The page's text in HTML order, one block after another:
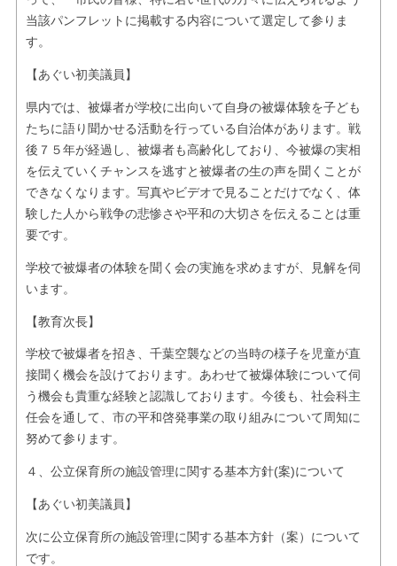
当該パンフレットに掲載する内容について選定して参りま
す。
【あぐい初美議員】
県内では、被爆者が学校に出向いて自身の被爆体験を子ども
たちに語り聞かせる活動を行っている自治体があります。戦
後７５年が経過し、被爆者も高齢化しており、今被爆の実相
を伝えていくチャンスを逃すと被爆者の生の声を聞くことが
できなくなります。写真やビデオで見ることだけでなく、体
験した人から戦争の悲惨さや平和の大切さを伝えることは重
要です。
学校で被爆者の体験を聞く会の実施を求めますが、見解を伺
います。
【教育次長】
学校で被爆者を招き、千葉空襲などの当時の様子を児童が直
接聞く機会を設けております。あわせて被爆体験について伺
う機会も貴重な経験と認識しております。今後も、社会科主
任会を通して、市の平和啓発事業の取り組みについて周知に
努めて参ります。
４、公立保育所の施設管理に関する基本方針(案)について
【あぐい初美議員】
次に公立保育所の施設管理に関する基本方針（案）について
です。